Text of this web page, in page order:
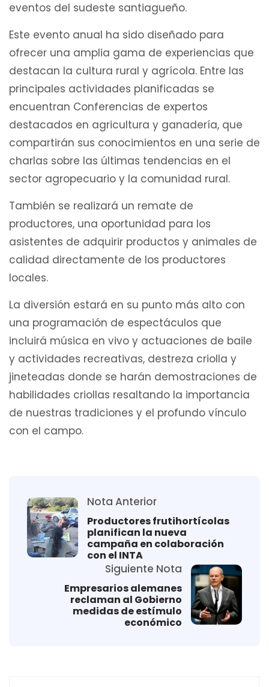
eventos del sudeste santiagueño.
Este evento anual ha sido diseñado para
ofrecer una amplia gama de experiencias que
destacan la cultura rural y agrícola. Entre las
principales actividades planificadas se
encuentran Conferencias de expertos
destacados en agricultura y ganadería, que
compartirán sus conocimientos en una serie de
charlas sobre las últimas tendencias en el
sector agropecuario y la comunidad rural.
También se realizará un remate de
productores, una oportunidad para los
asistentes de adquirir productos y animales de
calidad directamente de los productores
locales.
La diversión estará en su punto más alto con
una programación de espectáculos que
incluirá música en vivo y actuaciones de baile
y actividades recreativas, destreza criolla y
jineteadas donde se harán demostraciones de
habilidades criollas resaltando la importancia
de nuestras tradiciones y el profundo vínculo
con el campo.
Nota Anterior
Productores frutihortícolas
planifican la nueva
campaña en colaboración
con el INTA
Siguiente Nota
Empresarios alemanes
reclaman al Gobierno
medidas de estímulo
económico